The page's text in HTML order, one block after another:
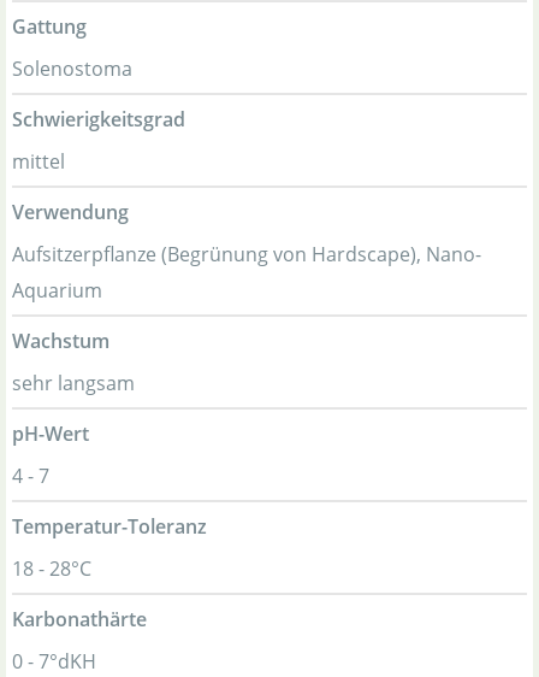
Gattung
Solenostoma
Schwierigkeitsgrad
mittel
Verwendung
Aufsitzerpflanze (Begrünung von Hardscape), Nano-
Aquarium
Wachstum
sehr langsam
pH-Wert
4 - 7
Temperatur-Toleranz
18 - 28°C
Karbonathärte
0 - 7°dKH